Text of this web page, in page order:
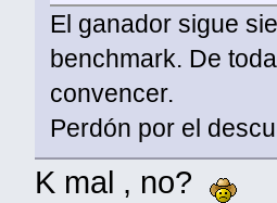
El ganador sigue
benchmark. De
convencer.
Perdón por el
K mal , no?